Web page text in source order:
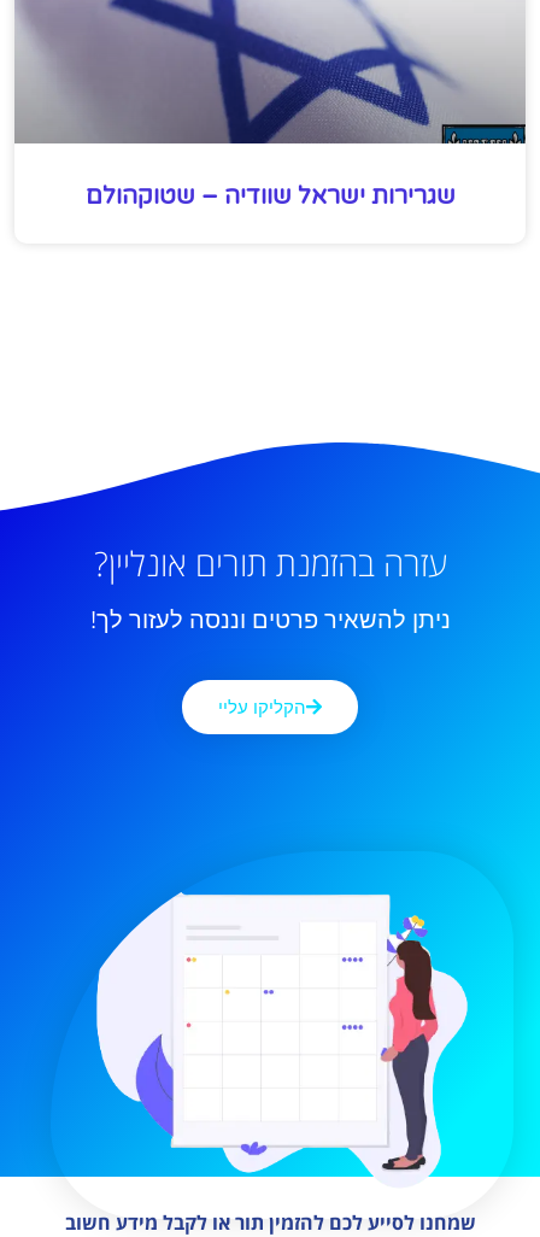
שגרירות ישראל שוודיה – שטוקהולם
עזרה בהזמנת תורים אונליין?
ניתן להשאיר פרטים וננסה לעזור לך!
הקליקו עליי
שמחנו לסייע לכם להזמין תור או לקבל מידע חשוב